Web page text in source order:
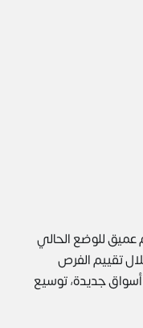
عميق للوضع الحالي
تقييم الفرص
جديدة، توسيع